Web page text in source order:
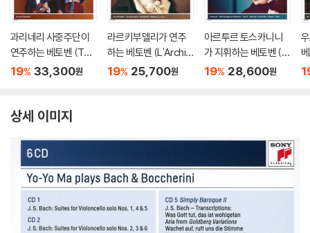
과리네리 사중주단이
연주하는 베토벤 (The
Guarneri Quartet Pla
19% 33,300원
라르키부델리가 연주
하는 베토벤 (L'Archib
udelli Play Beethove
19% 25,700원
아르투르 토스카니니
가 지휘하는 베토벤 (A
rturo Toscanini Con
19% 28,600원
상세 이미지